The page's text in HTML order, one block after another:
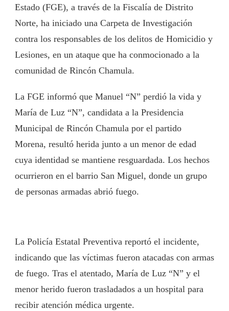
Estado (FGE), a través de la Fiscalía de Distrito
Norte, ha iniciado una Carpeta de Investigación
contra los responsables de los delitos de Homicidio y
Lesiones, en un ataque que ha conmocionado a la
comunidad de Rincón Chamula.
La FGE informó que Manuel “N” perdió la vida y
María de Luz “N”, candidata a la Presidencia
Municipal de Rincón Chamula por el partido
Morena, resultó herida junto a un menor de edad
cuya identidad se mantiene resguardada. Los hechos
ocurrieron en el barrio San Miguel, donde un grupo
de personas armadas abrió fuego.
La Policía Estatal Preventiva reportó el incidente,
indicando que las víctimas fueron atacadas con armas
de fuego. Tras el atentado, María de Luz “N” y el
menor herido fueron trasladados a un hospital para
recibir atención médica urgente.